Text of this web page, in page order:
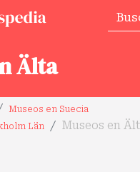
Älta
Museos en Suecia
Län
Museos en